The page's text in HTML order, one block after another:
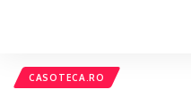
CASOTECA.RO